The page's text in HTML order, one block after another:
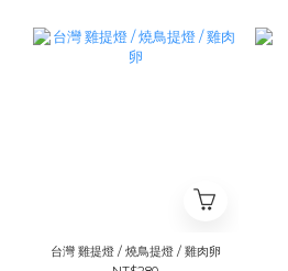
台灣 雞提燈 / 燒鳥提燈 / 雞肉卵